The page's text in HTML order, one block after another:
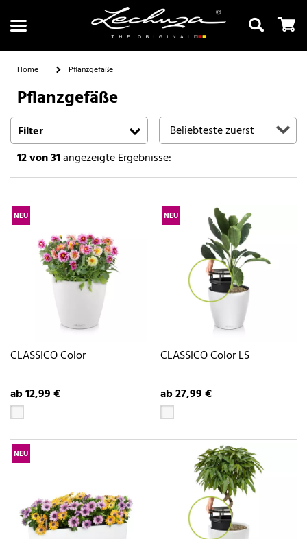
Suchen
Home Pflanzgefäße
Pflanzgefäße
Filter
12von 31angezeigte Ergebnisse:
NEU
CLASSICO Color
ab 12,99 €
NEU
CLASSICO Color LS
ab 27,99 €
NEU